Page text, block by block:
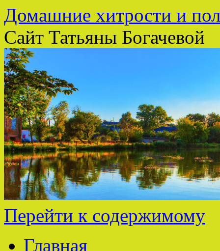
Домашние хитрости и
Сайт Татьяны Богачевой
Перейти к содержимому
Главная